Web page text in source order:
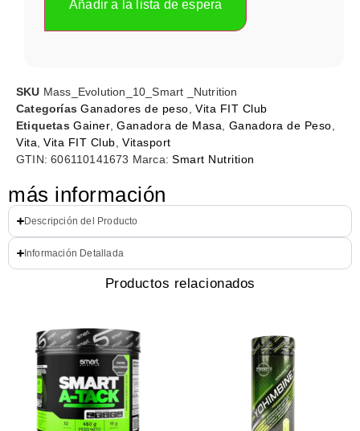
SKU Mass_Evolution_10_Smart _Nutrition
Categorías Ganadores de peso ,Vita FIT Club
Etiquetas Gainer ,Ganadora de Masa Ganadora de Peso
Vita ,Vita FIT Club ,Vitasport
GTIN:606110141673 Marca:Smart Nutrition
más información
Descripción del Producto
Información Detallada
Productos relacionados